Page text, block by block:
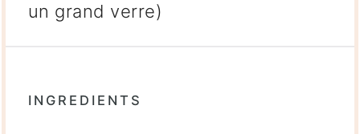
un grand verre)
INGREDIENTS